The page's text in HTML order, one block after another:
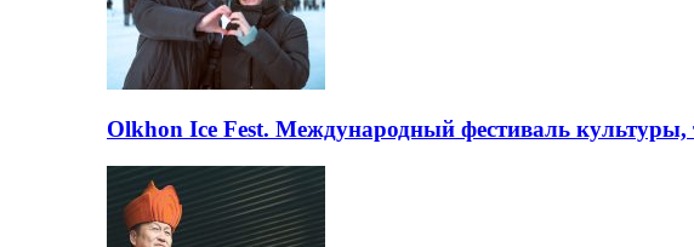
Olkhon Ice Fest. Международный фестиваль культуры,